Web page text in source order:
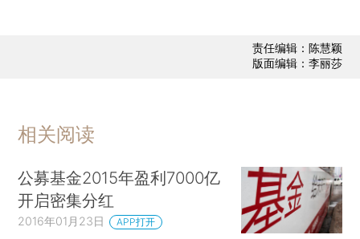
责任编辑：陈慧颖
版面编辑：李丽莎
相关阅读
公募基金2015年盈利7000亿
开启密集分红
2016年01月23日 APP打开